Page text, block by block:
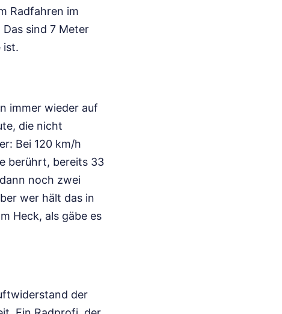
Radfahren im
sind 7 Meter
ist.
immer wieder auf
die nicht
Bei 120 km/h
berührt, bereits 33
noch zwei
wer hält das in
Heck, als gäbe es
der